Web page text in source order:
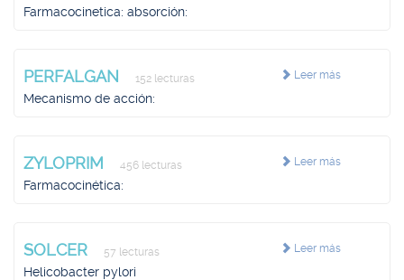
Farmacocinetica: absorción:
Leer más
PERFALGAN 152 lecturas
Mecanismo de acción:
Leer más
ZYLOPRIM 456 lecturas
Farmacocinética:
Leer más
SOLCER 57 lecturas
Helicobacter pylori